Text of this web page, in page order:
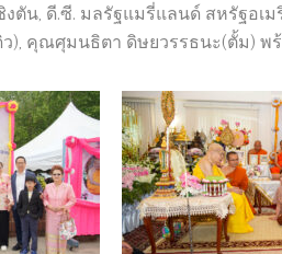
ตัน, ดี.ซี. มลรัฐแมรี่แลนด์ สหรัฐอ
ว), คุณศุมนธิตา ดิษยวรรธนะ(ตั้ม)